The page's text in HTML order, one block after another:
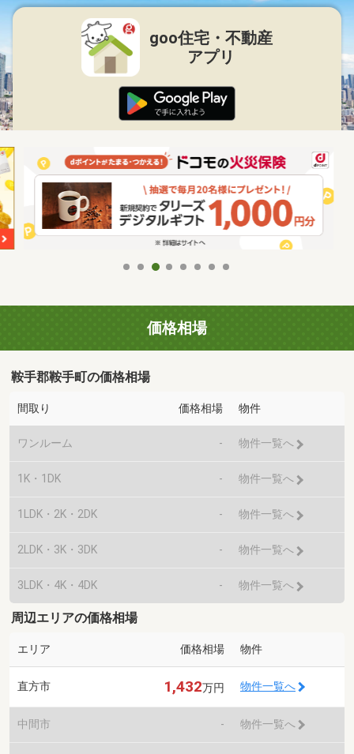
goo住宅・不動産
アプリ
価格相場
鞍手郡鞍手町の価格相場
間取り 価格相場 物件
ワンルーム - 物件一覧へ
1K・1DK - 物件一覧へ
1LDK・2K・2DK - 物件一覧へ
2LDK・3K・3DK - 物件一覧へ
3LDK・4K・4DK - 物件一覧へ
周辺エリアの価格相場
エリア 価格相場 物件
直方市 1,432万円 物件一覧へ
中間市 - 物件一覧へ